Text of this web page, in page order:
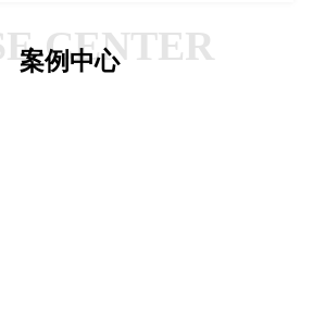
CENTER
案例中心